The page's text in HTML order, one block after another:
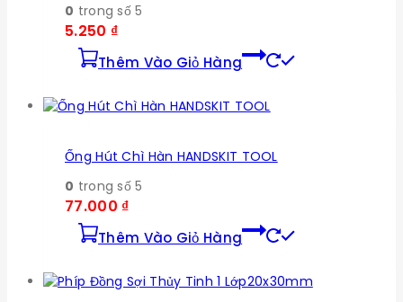
0 trong số 5
5.250 ₫
Thêm Vào Giỏ Hàng
Ống Hút Chì Hàn HANDSKIT TOOL
0 trong số 5
77.000 ₫
Thêm Vào Giỏ Hàng